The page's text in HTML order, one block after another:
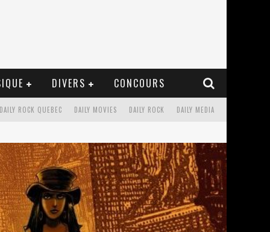
DIVERS CONCOURS
DAILY MEDIA
DAILY ROCK
DAILY MOVIES
DAILY ROCK QUEBEC